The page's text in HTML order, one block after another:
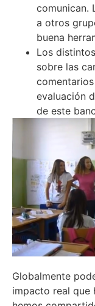
comunican.
a otros
buena
Los
sobre las
evaluación
de este
Globalmente
impacto real que